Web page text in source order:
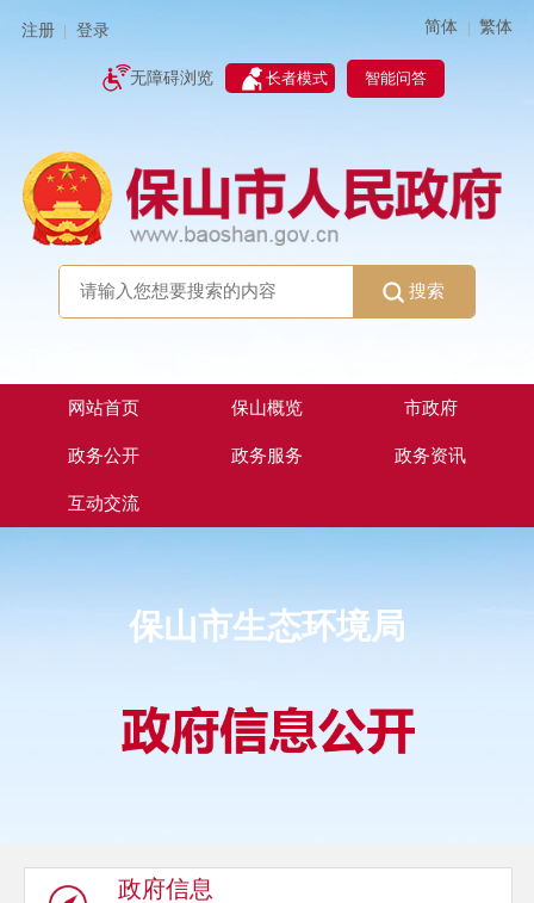
注册 登录 简体 | 繁体
无障碍浏览 长者模式 智能问答
搜索
网站首页 保山概览 市政府
政务公开 政务服务 政务资讯
互动交流
保山市生态环境局
政府信息